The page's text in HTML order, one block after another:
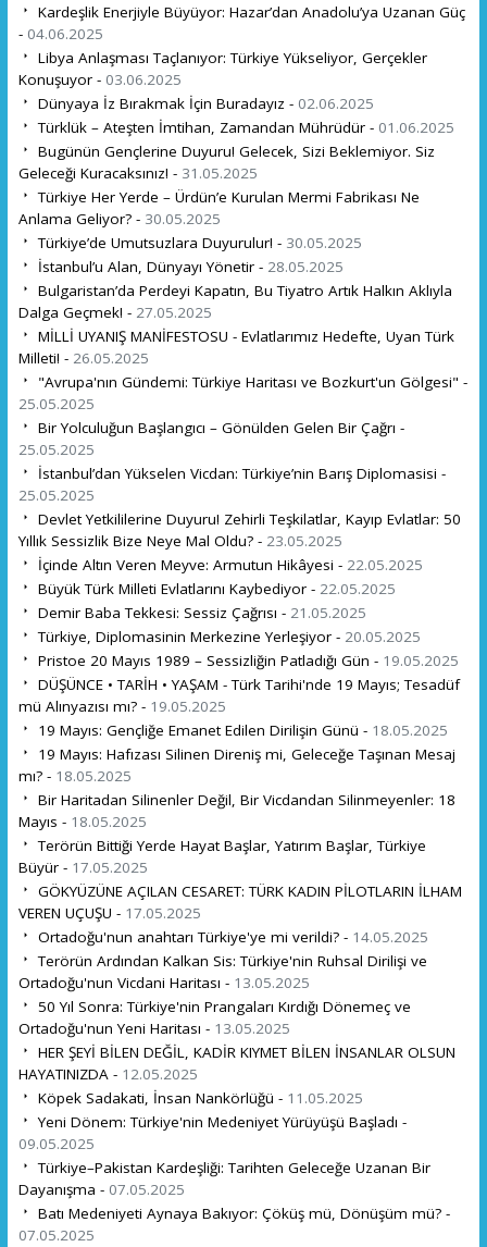
Kardeşlik Enerjiyle Büyüyor: Hazar’dan Anadolu’ya Uzanan Güç
- 04.06.2025
Libya Anlaşması Taçlanıyor: Türkiye Yükseliyor, Gerçekler
Konuşuyor - 03.06.2025
Dünyaya İz Bırakmak İçin Buradayız - 02.06.2025
Türklük – Ateşten İmtihan, Zamandan Mührüdür - 01.06.2025
Bugünün Gençlerine Duyuru! Gelecek, Sizi Beklemiyor. Siz
Geleceği Kuracaksınız! - 31.05.2025
Türkiye Her Yerde – Ürdün’e Kurulan Mermi Fabrikası Ne
Anlama Geliyor? - 30.05.2025
Türkiye’de Umutsuzlara Duyurulur! - 30.05.2025
İstanbul’u Alan, Dünyayı Yönetir - 28.05.2025
Bulgaristan’da Perdeyi Kapatın, Bu Tiyatro Artık Halkın Aklıyla
Dalga Geçmek! - 27.05.2025
MİLLİ UYANIŞ MANİFESTOSU - Evlatlarımız Hedefte, Uyan Türk
Milleti! - 26.05.2025
"Avrupa'nın Gündemi: Türkiye Haritası ve Bozkurt'un Gölgesi" -
25.05.2025
Bir Yolculuğun Başlangıcı – Gönülden Gelen Bir Çağrı -
25.05.2025
İstanbul’dan Yükselen Vicdan: Türkiye’nin Barış Diplomasisi -
25.05.2025
Devlet Yetkililerine Duyuru! Zehirli Teşkilatlar, Kayıp Evlatlar: 50
Yıllık Sessizlik Bize Neye Mal Oldu? - 23.05.2025
İçinde Altın Veren Meyve: Armutun Hikâyesi - 22.05.2025
Büyük Türk Milleti Evlatlarını Kaybediyor - 22.05.2025
Demir Baba Tekkesi: Sessiz Çağrısı - 21.05.2025
Türkiye, Diplomasinin Merkezine Yerleşiyor - 20.05.2025
Pristoe 20 Mayıs 1989 – Sessizliğin Patladığı Gün - 19.05.2025
DÜŞÜNCE • TARİH • YAŞAM - Türk Tarihi'nde 19 Mayıs; Tesadüf
mü Alınyazısı mı? - 19.05.2025
19 Mayıs: Gençliğe Emanet Edilen Dirilişin Günü - 18.05.2025
19 Mayıs: Hafızası Silinen Direniş mi, Geleceğe Taşınan Mesaj
mı? - 18.05.2025
Bir Haritadan Silinenler Değil, Bir Vicdandan Silinmeyenler: 18
Mayıs - 18.05.2025
Terörün Bittiği Yerde Hayat Başlar, Yatırım Başlar, Türkiye
Büyür - 17.05.2025
GÖKYÜZÜNE AÇILAN CESARET: TÜRK KADIN PİLOTLARIN İLHAM
VEREN UÇUŞU - 17.05.2025
Ortadoğu'nun anahtarı Türkiye'ye mi verildi? - 14.05.2025
Terörün Ardından Kalkan Sis: Türkiye'nin Ruhsal Dirilişi ve
Ortadoğu'nun Vicdani Haritası - 13.05.2025
50 Yıl Sonra: Türkiye'nin Prangaları Kırdığı Dönemeç ve
Ortadoğu'nun Yeni Haritası - 13.05.2025
HER ŞEYİ BİLEN DEĞİL, KADİR KIYMET BİLEN İNSANLAR OLSUN
HAYATINIZDA - 12.05.2025
Köpek Sadakati, İnsan Nankörlüğü - 11.05.2025
Yeni Dönem: Türkiye'nin Medeniyet Yürüyüşü Başladı -
09.05.2025
Türkiye–Pakistan Kardeşliği: Tarihten Geleceğe Uzanan Bir
Dayanışma - 07.05.2025
Batı Medeniyeti Aynaya Bakıyor: Çöküş mü, Dönüşüm mü? -
07.05.2025